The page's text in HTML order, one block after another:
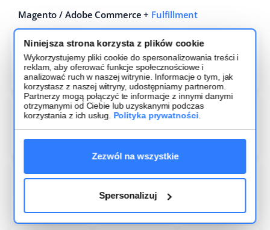
Niniejsza strona korzysta z plików cookie
Wykorzystujemy pliki cookie do spersonalizowania treści i
reklam, aby oferować funkcje społecznościowe i
analizować ruch w naszej witrynie. Informacje o tym, jak
korzystasz z naszej witryny, udostępniamy partnerom.
Partnerzy mogą połączyć te informacje z innymi danymi
otrzymanymi od Ciebie lub uzyskanymi podczas
korzystania z ich usług. Polityka prywatności.
Zezwól na wszystkie
Spersonalizuj
Magento / Adobe Commerce + Fulfillment